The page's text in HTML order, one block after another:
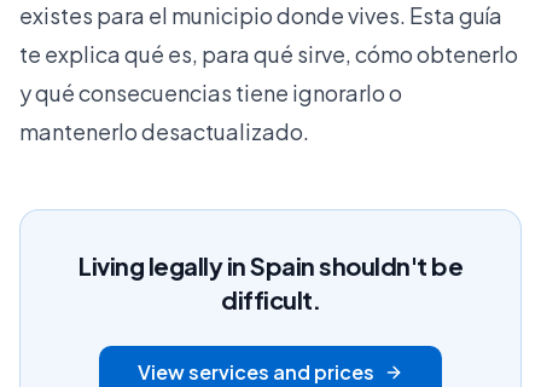
existes para el municipio donde vives. Esta guía
te explica qué es, para qué sirve, cómo obtenerlo
y qué consecuencias tiene ignorarlo o
mantenerlo desactualizado.
Living legally in Spain shouldn't be
difficult.
View services and prices